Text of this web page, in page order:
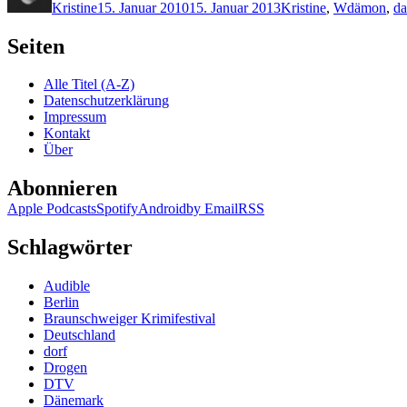
Kristine15. Januar 201015. Januar 2013Kristine, Wdämon,
Seiten
Alle Titel (A-Z)
Datenschutzerklärung
Impressum
Kontakt
Über
Abonnieren
Apple PodcastsSpotifyAndroidby EmailRSS
Schlagwörter
Audible
Berlin
Braunschweiger Krimifestival
Deutschland
dorf
Drogen
DTV
Dänemark